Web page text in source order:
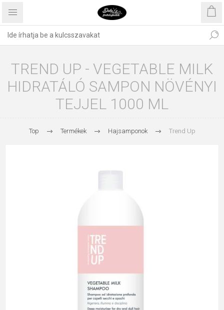
TREND UP - VEGETABLE MILK
HIDRATÁLÓ SAMPON NÖVÉNYI
TEJJEL 1000 ML
Top Termékek Hajsamponok Trend Up